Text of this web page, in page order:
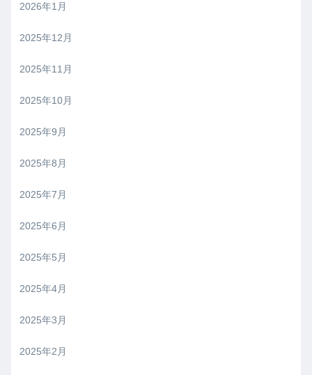
2026年1月
2025年12月
2025年11月
2025年10月
2025年9月
2025年8月
2025年7月
2025年6月
2025年5月
2025年4月
2025年3月
2025年2月